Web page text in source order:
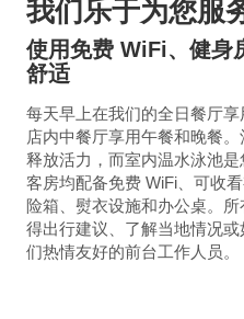
我们乐于为您服
使用免费 WiFi、健身
舒适
每天早上在我们的全日餐厅
店内中餐厅享用午餐和晚餐
释放活力，而室内温水泳池
客房均配备免费 WiFi、可收
险箱、熨衣设施和办公桌。
得出行建议、了解当地情况
们热情友好的前台工作人员。